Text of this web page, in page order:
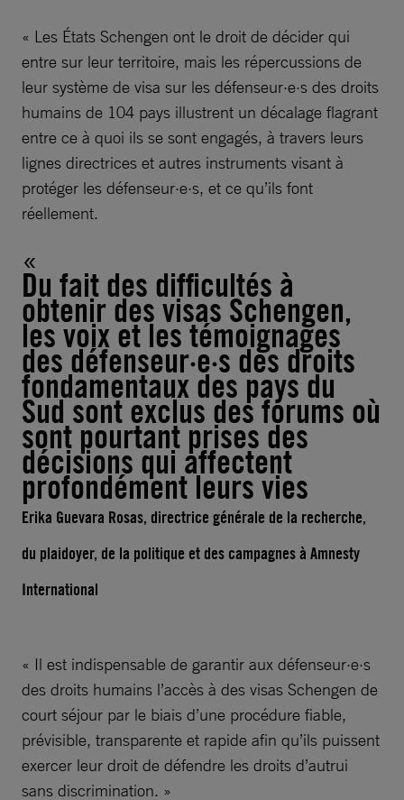
« Les États Schengen ont le droit de décider qui
entre sur leur territoire, mais les répercussions de
leur système de visa sur les défenseur·e·s des droits
humains de 104 pays illustrent un décalage flagrant
entre ce à quoi ils se sont engagés, à travers leurs
lignes directrices et autres instruments visant à
protéger les défenseur·e·s, et ce qu’ils font
réellement.
Du fait des difficultés à
obtenir des visas Schengen,
les voix et les témoignages
des défenseur·e·s des droits
fondamentaux des pays du
Sud sont exclus des forums où
sont pourtant prises des
décisions qui affectent
profondément leurs vies
Erika Guevara Rosas, directrice générale de la recherche,
du plaidoyer, de la politique et des campagnes à Amnesty
International
« Il est indispensable de garantir aux défenseur·e·s
des droits humains l’accès à des visas Schengen de
court séjour par le biais d’une procédure fiable,
prévisible, transparente et rapide afin qu’ils puissent
exercer leur droit de défendre les droits d’autrui
sans discrimination. »